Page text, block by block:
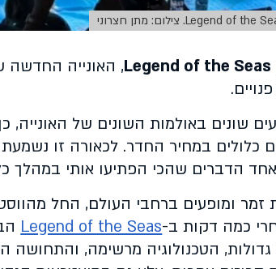
Legend of the Seas, האונייה החדשה
שונים באולמות השונים של
כלולים במחיר החדר. לכאורה זו
הדברים שהכי הפתיעו אותי במהלך
זמר ומופעים ברחבי העולם, החל
כמה דקות ב-Legend of the Seas
הטכנולוגיה מרשימה, והתחושה